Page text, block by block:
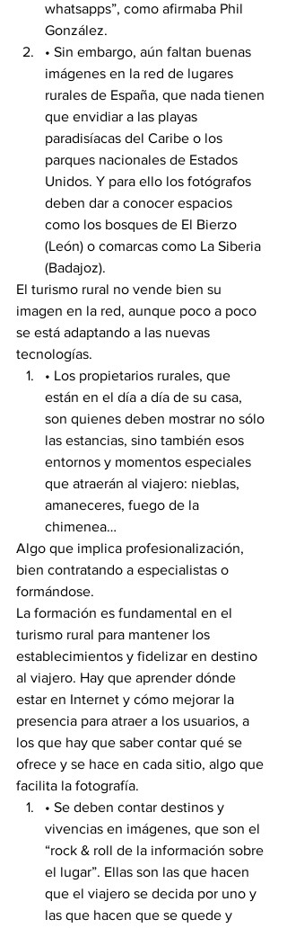
whatsapps”, como afirmaba Phil
González.
• Sin embargo, aún faltan buenas
imágenes en la red de lugares
rurales de España, que nada tienen
que envidiar a las playas
paradisíacas del Caribe o los
parques nacionales de Estados
Unidos. Y para ello los fotógrafos
deben dar a conocer espacios
como los bosques de El Bierzo
(León) o comarcas como La Siberia
(Badajoz).
El turismo rural no vende bien su
imagen en la red, aunque poco a poco
se está adaptando a las nuevas
tecnologías.
• Los propietarios rurales, que
están en el día a día de su casa,
son quienes deben mostrar no sólo
las estancias, sino también esos
entornos y momentos especiales
que atraerán al viajero: nieblas,
amaneceres, fuego de la
chimenea…
Algo que implica profesionalización,
bien contratando a especialistas o
formándose.
La formación es fundamental en el
turismo rural para mantener los
establecimientos y fidelizar en destino
al viajero. Hay que aprender dónde
estar en Internet y cómo mejorar la
presencia para atraer a los usuarios, a
los que hay que saber contar qué se
ofrece y se hace en cada sitio, algo que
facilita la fotografía.
• Se deben contar destinos y
vivencias en imágenes, que son el
“rock & roll de la información sobre
el lugar”. Ellas son las que hacen
que el viajero se decida por uno y
las que hacen que se quede y